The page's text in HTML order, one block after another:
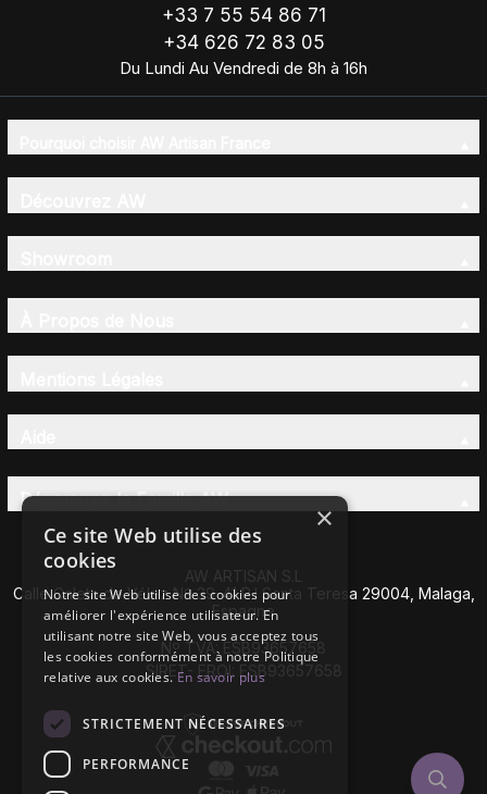
+33 7 55 54 86 71
+34 626 72 83 05
Du Lundi Au Vendredi de 8h à 16h
Découvrez la Famille AW
AW ARTISAN S.L
Calle Caleta de Vélez Nº 39-41 P.I Santa Teresa 29004, Malaga,
Espagne
Nº TVA: ESB93657658
SIRET- EROI: ESB93657658
×
Ce site Web utilise des
cookies
Notre site Web utilise des cookies pour
améliorer l'expérience utilisateur. En
utilisant notre site Web, vous acceptez tous
les cookies conformément à notre Politique
relative aux cookies.En savoir plus
STRICTEMENT NÉCESSAIRES
PERFORMANCE